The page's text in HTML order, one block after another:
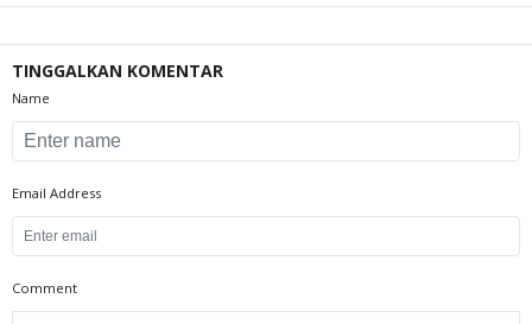
TINGGALKAN KOMENTAR
Name
Email Address
Comment